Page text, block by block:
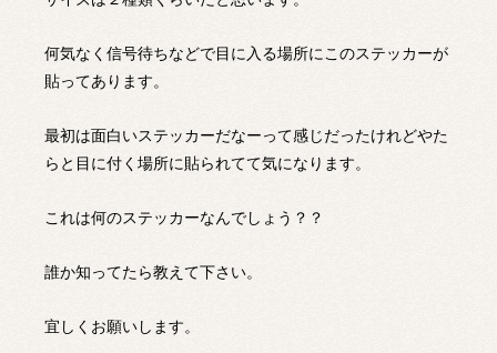
何気なく信号待ちなどで目に入る場所にこのステッカーが
貼ってあります。
最初は面白いステッカーだなーって感じだったけれどやた
らと目に付く場所に貼られてて気になります。
これは何のステッカーなんでしょう？？
誰か知ってたら教えて下さい。
宜しくお願いします。